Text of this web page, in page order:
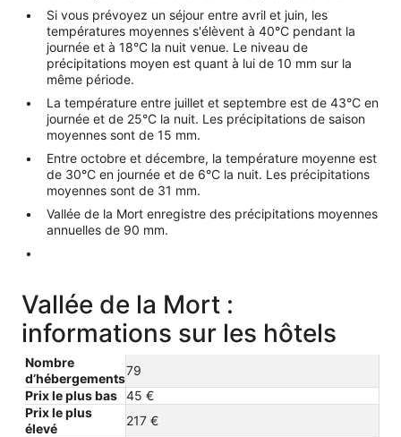
Si vous prévoyez un séjour entre avril et juin, les
températures moyennes s'élèvent à 40°C pendant la
journée et à 18°C la nuit venue. Le niveau de
précipitations moyen est quant à lui de 10 mm sur la
même période.
La température entre juillet et septembre est de 43°C en
journée et de 25°C la nuit. Les précipitations de saison
moyennes sont de 15 mm.
Entre octobre et décembre, la température moyenne est
de 30°C en journée et de 6°C la nuit. Les précipitations
moyennes sont de 31 mm.
Vallée de la Mort enregistre des précipitations moyennes
annuelles de 90 mm.
Vallée de la Mort :
informations sur les hôtels
Nombre
d’hébergements
79
Prix le plus bas 45 €
Prix le plus
élevé
217 €